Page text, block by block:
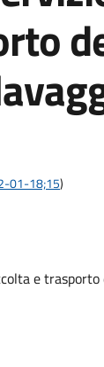
01-18;15)
e